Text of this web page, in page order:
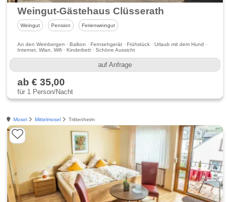
Weingut-Gästehaus Clüsserath
Weingut Pension Ferienweingut
An den Weinbergen · Balkon · Fernsehgerät · Frühstück · Urlaub mit dem Hund ·
Internet, Wlan, Wifi · Kinderbett · Schöne Aussicht
auf Anfrage
ab € 35,00
für 1 Person/Nacht
Mosel Mittelmosel Trittenheim